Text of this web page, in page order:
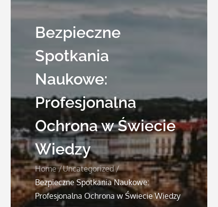
Bezpieczne
Spotkania
Naukowe:
Profesjonalna
Ochrona w Świecie
Wiedzy
Home
Uncategorized
Bezpieczne Spotkania Naukowe:
Profesjonalna Ochrona w Świecie Wiedzy